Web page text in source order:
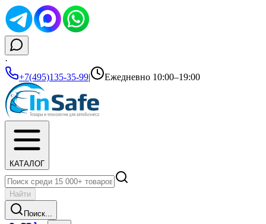
·
+7(495)135-35-99| Ежедневно 10:00–19:00
КАТАЛОГ
Найти
Поиск...